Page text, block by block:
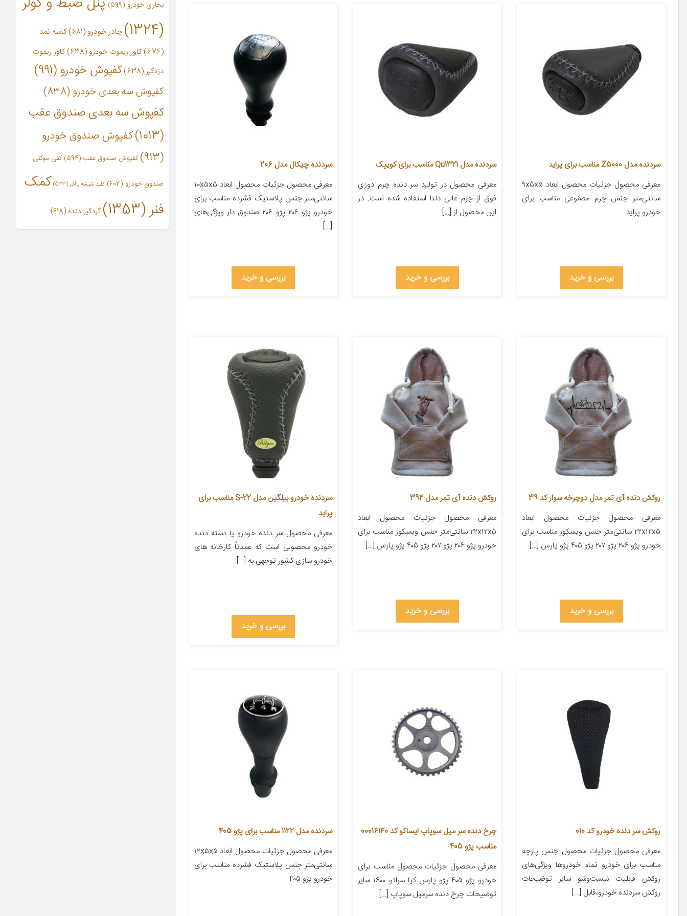
سردنده مدل Z5000 مناسب برای پراید
معرفی محصول جزئیات محصول ابعاد ۹x۵x۵
سانتی‌متر جنس چرم مصنوعی مناسب برای
خودرو پراید
بررسی و خرید
سردنده مدل Qu1321 مناسب برای کوییک
معرفی محصول در تولید سر دنده چرم دوزی
فوق از چرم عالی دلتا استفاده شده است. در
این محصول از […]
بررسی و خرید
سردنده چیکال مدل 206
معرفی محصول جزئیات محصول ابعاد ۱۰x۵x۵
سانتی‌متر جنس پلاستیک فشرده مناسب برای
خودرو پژو ۲۰۶ پژو ۲۰۶ صندوق دار ویژگی‌های
[…]
بررسی و خرید
روکش دنده آی تمر مدل دوچرخه سوار کد 39
معرفی محصول جزئیات محصول ابعاد
۲۲x۱۲x۵ سانتی‌متر جنس ویسکوز مناسب برای
خودرو پژو ۲۰۶ پژو ۲۰۷ پژو ۴۰۵ پژو پارس […]
بررسی و خرید
روکش دنده آی تمر مدل 394
معرفی محصول جزئیات محصول ابعاد
۲۲x۱۲x۵ سانتی‌متر جنس ویسکوز مناسب برای
خودرو پژو ۲۰۶ پژو ۲۰۷ پژو ۴۰۵ پژو پارس […]
بررسی و خرید
سردنده خودرو بیلگین مدل S-22 مناسب برای
پراید
معرفی محصول سر دنده خودرو یا دسته دنده
خودرو محصولی است که عمدتاً کارخانه های
خودرو سازی کشور توجهی به […]
بررسی و خرید
روکش سر دنده خودرو کد 010
معرفی محصول جزئیات محصول جنس پارچه
مناسب برای خودرو تمام خودروها ویژگی‌های
روکش قابلیت شست‌وشو سایر توضیحات
روکش سردنده خودرو،قابل […]
چرخ دنده سر میل سوپاپ ایساکو کد 00016140
مناسب پژو 405
معرفی محصول جزئیات محصول مناسب برای
خودرو پژو ۴۰۵ پژو پارس کیا سراتو ۱۶۰۰ سایر
توضیحات چرخ دنده سرمیل سوپاپ […]
سردنده مدل 1122 مناسب برای پژو 405
معرفی محصول جزئیات محصول ابعاد ۱۲x۵x۵
سانتی‌متر جنس پلاستیک فشرده مناسب برای
خودرو پژو ۴۰۵
بخاری خودرو (599)
(1324)
چادر خودرو (681)
کاسه نمد
(676)
کاور ریموت خودرو(638)
کاور ریموت
دزدگیر(638) کفپوش خودرو(991)
کفپوش سه بعدی خودرو (838)
کفپوش سه بعدی صندوق عقب
(1013)
کفپوش صندوق خودرو
(913)
کفپوش صندوق عقب (594) کفی موکتی
صندوق خودرو (602) کلید شیشه بالابر(523)
کمک
فنر(1353) گردگیر دنده (618)